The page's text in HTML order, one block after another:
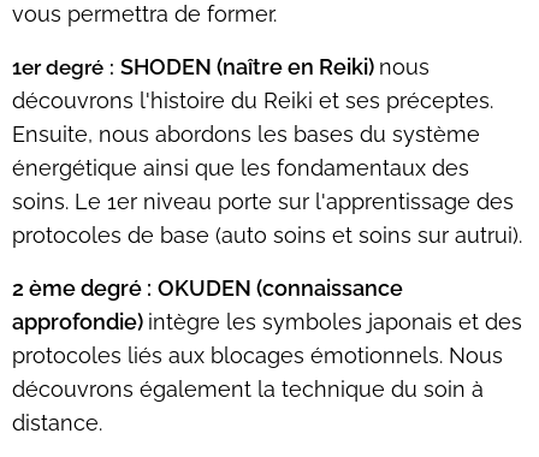
vous permettra de former.
1er degré : SHODEN (naître en Reiki) nous
découvrons l'histoire du Reiki et ses préceptes.
Ensuite, nous abordons les bases du système
énergétique ainsi que les fondamentaux des
soins. Le 1er niveau porte sur l'apprentissage des
protocoles de base (auto soins et soins sur autrui).
2 ème degré : OKUDEN (connaissance
approfondie) intègre les symboles japonais et des
protocoles liés aux blocages émotionnels. Nous
découvrons également la technique du soin à
distance.